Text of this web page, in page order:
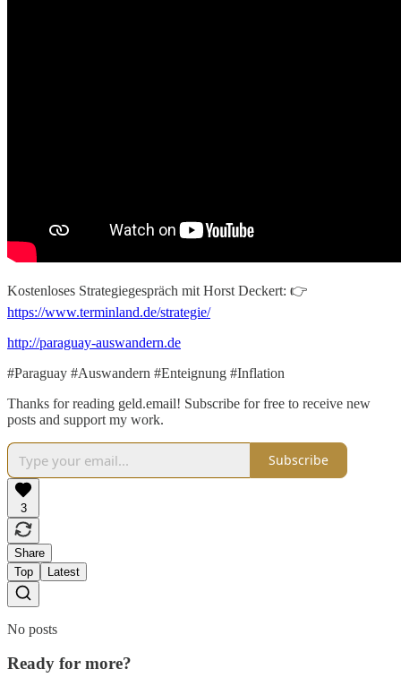
Kostenloses Strategiegespräch mit Horst Deckert: 👉
https://www.terminland.de/strategie/
http://paraguay-auswandern.de
#Paraguay #Auswandern #Enteignung #Inflation
Thanks for reading geld.email! Subscribe for free to receive new
posts and support my work.
Subscribe
3
Share
Top
Latest
No posts
Ready for more?